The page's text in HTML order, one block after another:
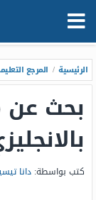
الرئيسية / المرجع
بحث عن
كتب بواسطة: دانا